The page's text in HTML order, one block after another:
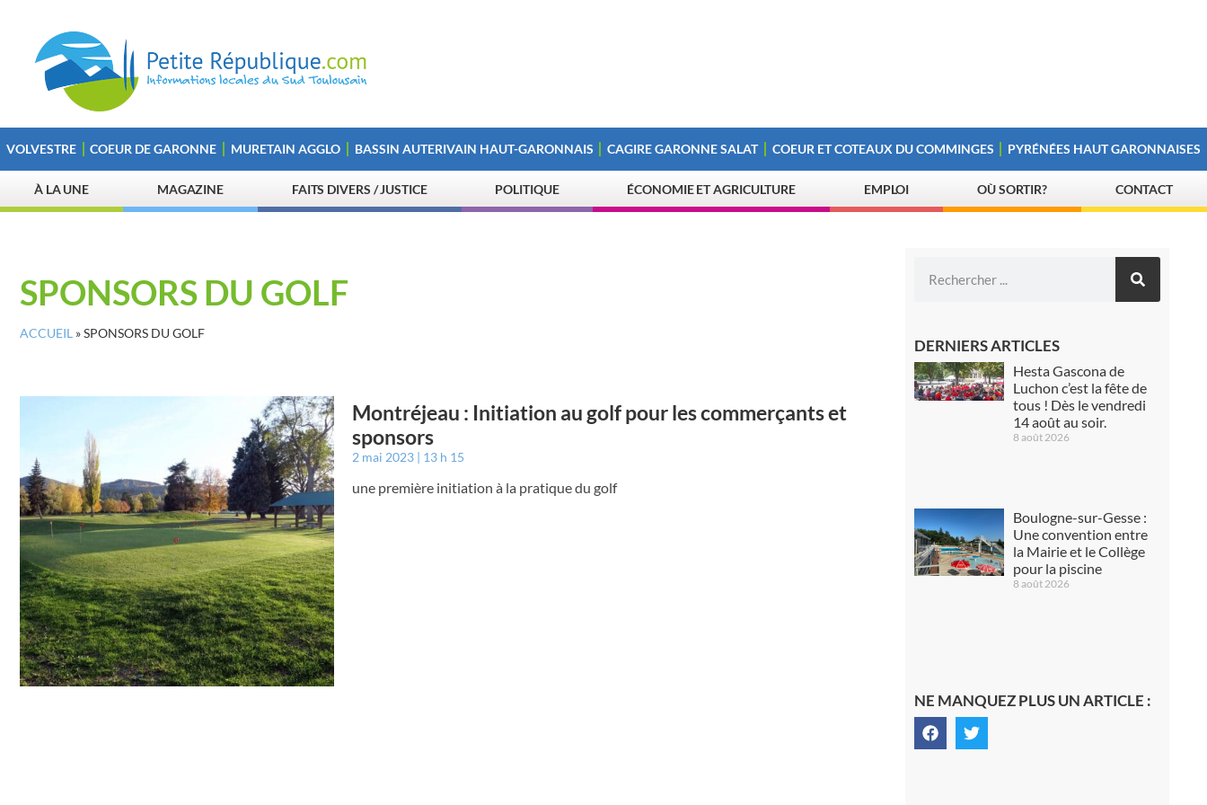
VOLVESTRE COEUR DE GARONNE MURETAIN AGGLO BASSIN AUTERIVAIN HAUT-GARONNAIS CAGIRE GARONNE SALAT COEUR ET COTEAUX DU COMMINGES PYRÉNÉES HAUT GARONNAISES
À LA UNE MAGAZINE FAITS DIVERS / JUSTICE POLITIQUE ÉCONOMIE ET AGRICULTURE EMPLOI OÙ SORTIR? CONTACT
SPONSORS DU GOLF
ACCUEIL »SPONSORS DU GOLF
Montréjeau : Initiation au golf pour les commerçants et
sponsors
2 mai 2023 13 h 15
une première initiation à la pratique du golf
DERNIERS ARTICLES
Hesta Gascona de
Luchon c’est la fête de
tous ! Dès le vendredi
14 août au soir.
8 août 2026
Boulogne-sur-Gesse :
Une convention entre
la Mairie et le Collège
pour la piscine
8 août 2026
NE MANQUEZ PLUS UN ARTICLE :